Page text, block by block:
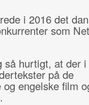
i 2016 det
som
så hurtigt, at der
på de
engelske film